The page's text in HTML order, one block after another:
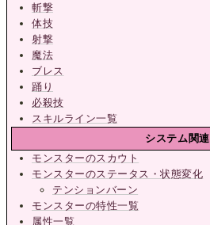
斬撃
体技
射撃
魔法
ブレス
踊り
必殺技
スキルライン一覧
システム関連
モンスターのスカウト
モンスターのステータス・状態変化
テンションバーン
モンスターの特性一覧
属性一覧